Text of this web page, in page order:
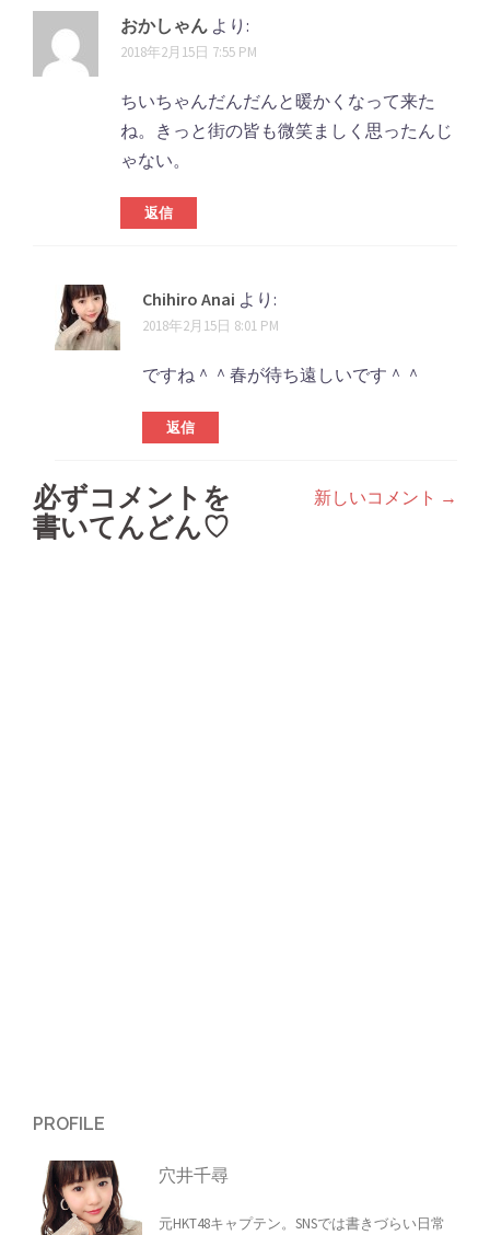
おかしゃん より:
2018年2月15日 7:55 PM
ちいちゃんだんだんと暖かくなって来た
ね。きっと街の皆も微笑ましく思ったんじ
ゃない。
返信
Chihiro Anai より:
2018年2月15日 8:01 PM
ですね＾＾春が待ち遠しいです＾＾
返信
コ
メ
新しいコメント →
必ずコメントを
書いてんどん♡
PROFILE
穴井千尋
元HKT48キャプテン。SNSでは書きづらい日常